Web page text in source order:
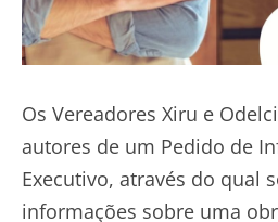
Os Vereadores Xiru e
autores de um Pedido de
Executivo, através do qual
informações sobre uma